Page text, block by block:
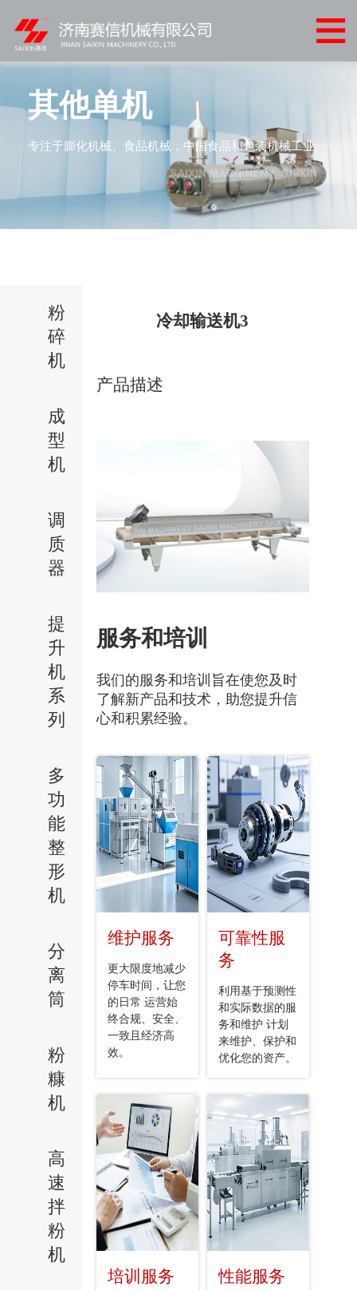
心
案
户
新
其他单机
专注于膨化机械、食品机械，中国食品和包装机械工业
粉
碎
机
成
型
机
调
质
器
提
升
机
系
列
多
功
能
整
形
机
分
离
筒
粉
糠
机
高
速
拌
粉
机
冷却输送机3
产品描述
服务和培训
我们的服务和培训旨在使您及时
了解新产品和技术，助您提升信
心和积累经验。
维护服务
更大限度地减少
停车时间，让您
的日常 运营始
终合规、安全、
一致且经济高
效。
可靠性服
务
利用基于预测性
和实际数据的服
务和维护 计划
来维护、保护和
优化您的资产。
培训服务 性能服务